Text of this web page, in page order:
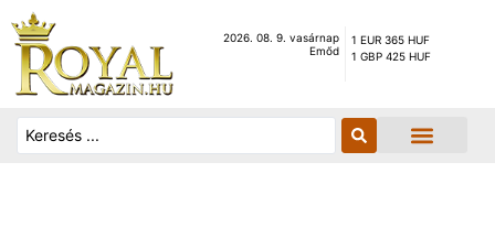
2026. 08. 9. vasárnap
Emőd
1 EUR 365 HUF
1 GBP 425 HUF